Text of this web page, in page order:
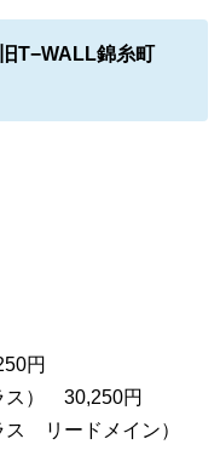
T−WALL錦糸町
円
ス） 30,250円
ス リードメイン）